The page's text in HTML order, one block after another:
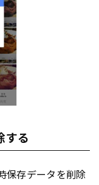
する
保存データを削除